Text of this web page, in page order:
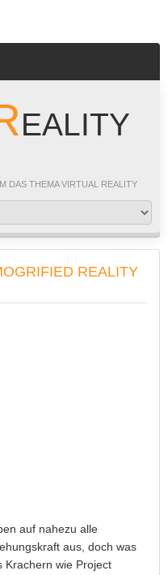
EALITY
DAS THEMA VIRTUAL REALITY
REALITY
auf nahezu alle
aus, doch was
Krachern wie Project